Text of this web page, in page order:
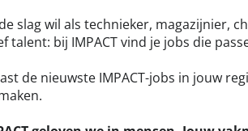
slag wil als technieker, magazijnier,
talent: bij IMPACT vind je jobs die
de nieuwste IMPACT-jobs in jouw